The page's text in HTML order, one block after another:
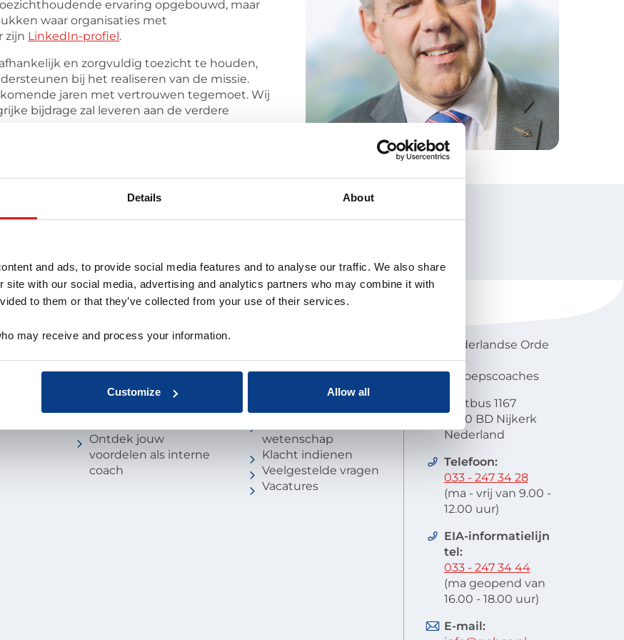
Details About
and ads, to provide social media features and to analyse our traffic. We also share
site with our social media, advertising and analytics partners who may combine it with
to them or that they’ve collected from your use of their services.
may receive and process your information.
Customize Allow all
ervaring opgebouwd, maar
waar organisaties met
zijn LinkedIn-profiel.
en zorgvuldig toezicht te houden,
bij het realiseren van de missie.
jaren met vertrouwen tegemoet. Wij
bijdrage zal leveren aan de verdere
de samenwerking!
Voor partners
Aansluiten als
opleider
Aansluiten als
organisatie
Ontdek jouw
voordelen als interne
coach
Over NOBCO
Organisatie
EMCC Global
Beroepscode
wetenschap
Klacht indienen
Veelgestelde vragen
Vacatures
Nederlandse Orde
van
Beroepscoaches
Postbus 1167
3860 BD Nijkerk
Nederland
Telefoon:
033 - 247 34 28
(ma - vrij van 9.00 -
12.00 uur)
EIA-informatielijn
tel:
033 - 247 34 44
(ma geopend van
16.00 - 18.00 uur)
E-mail: